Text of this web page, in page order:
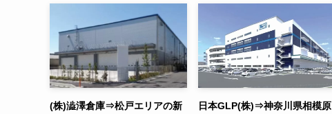
(株)澁澤倉庫⇒松戸エリアの新
日本GLP(株)⇒神奈川県相模原